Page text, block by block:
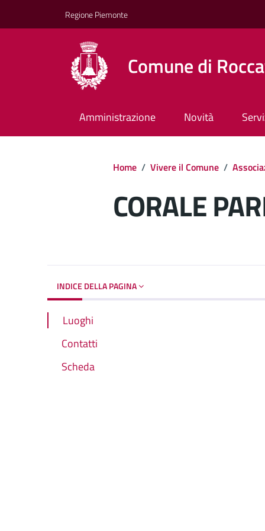
Regione Piemonte
Comune di
Amministrazione Novità
Home / Vivere il Comune /
CORALE
INDICE DELLA PAGINA
Luoghi
Contatti
Scheda